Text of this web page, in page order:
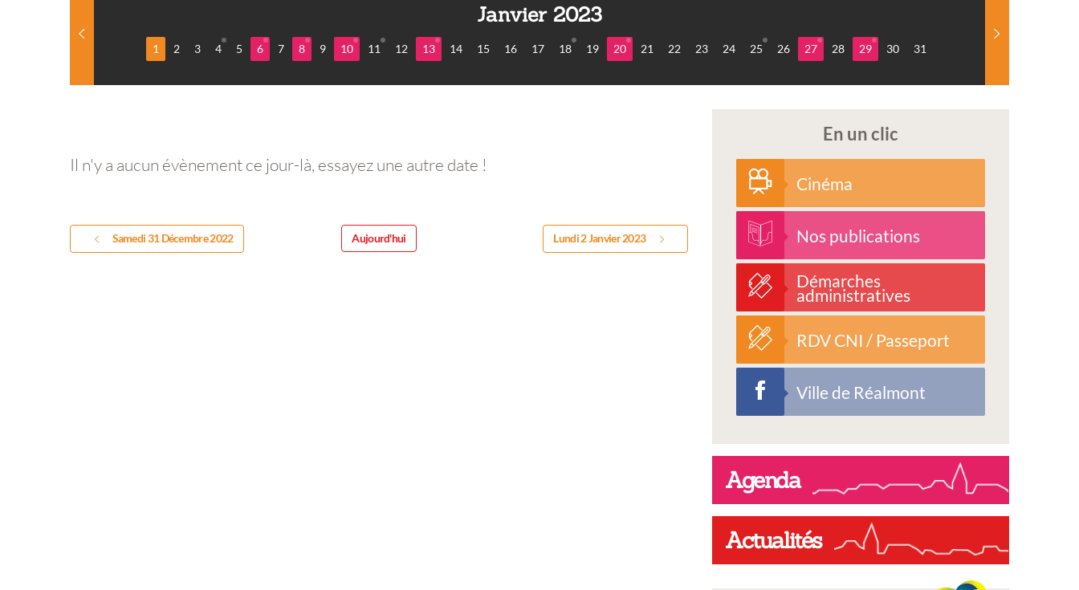
Janvier 2023
1 2 3 4 5 6 7 8 9 10 11 12 13 14 15 16 17 18 19 20 21 22 23 24 25 26 27 28 29 30 31
Il n'y a aucun évènement ce jour-là, essayez une autre date !
Samedi 31 Décembre 2022 Aujourd'hui Lundi 2 Janvier 2023
En un clic
Cinéma
Nos publications
Démarches
administratives
RDV CNI / Passeport
Ville de Réalmont
Agenda
Actualités